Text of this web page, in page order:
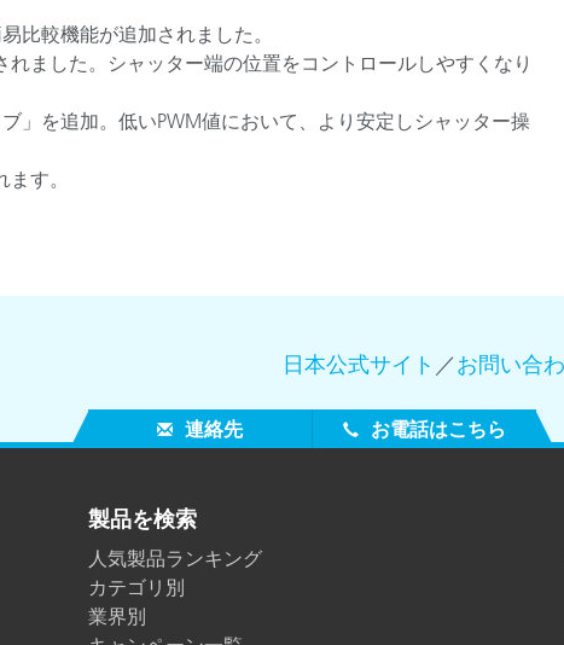
比較機能が追加されました。
ました。シャッター端の位置をコントロールしやすくなり
」を追加。低いPWM値において、より安定しシャッター操
す。
日本公式サイト ／お問い合
連絡先 お電話はこちら
製品を検索
人気製品ランキング
カテゴリ別
業界別